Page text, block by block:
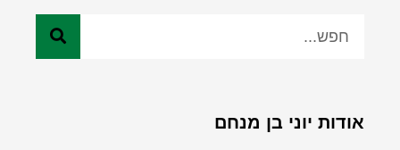
אודות יוני בן מנחם